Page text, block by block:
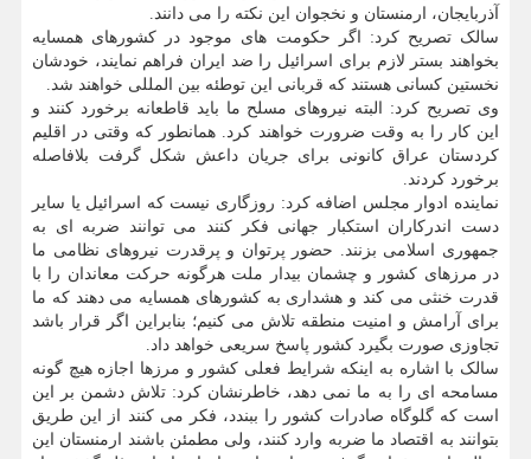
آذربایجان، ارمنستان و نخجوان این نکته را می دانند.
سالک تصریح کرد: اگر حکومت های موجود در کشورهای همسایه
بخواهند بستر لازم برای اسرائیل را ضد ایران فراهم نمایند، خودشان
نخستین کسانی هستند که قربانی این توطئه بین المللی خواهند شد.
وی تصریح کرد: البته نیروهای مسلح ما باید قاطعانه برخورد کنند و
این کار را به وقت ضرورت خواهند کرد. همانطور که وقتی در اقلیم
کردستان عراق کانونی برای جریان داعش شکل گرفت بلافاصله
برخورد کردند.
نماینده ادوار مجلس اضافه کرد: روزگاری نیست که اسرائیل یا سایر
دست اندرکاران استکبار جهانی فکر کنند می توانند ضربه ای به
جمهوری اسلامی بزنند. حضور پرتوان و پرقدرت نیروهای نظامی ما
در مرزهای کشور و چشمان بیدار ملت هرگونه حرکت معاندان را با
قدرت خنثی می کند و هشداری به کشورهای همسایه می دهند که ما
برای آرامش و امنیت منطقه تلاش می کنیم؛ بنابراین اگر قرار باشد
تجاوزی صورت بگیرد کشور پاسخ سریعی خواهد داد.
سالک با اشاره به اینکه شرایط فعلی کشور و مرزها اجازه هیچ گونه
مسامحه ای را به ما نمی دهد، خاطرنشان کرد: تلاش دشمن بر این
است که گلوگاه صادرات کشور را ببندد، فکر می کنند از این طریق
بتوانند به اقتصاد ما ضربه وارد کنند، ولی مطمئن باشند ارمنستان این